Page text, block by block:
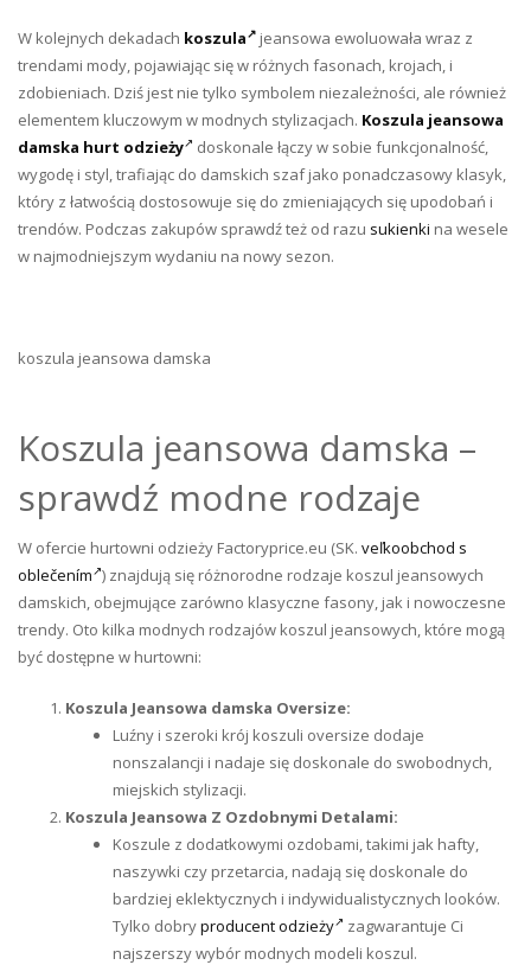
W kolejnych dekadach koszula
jeansowa ewoluowała wraz z
trendami mody, pojawiając się w różnych fasonach, krojach, i
zdobieniach. Dziś jest nie tylko symbolem niezależności, ale również
elementem kluczowym w modnych stylizacjach. Koszula jeansowa
damska hurt odzieży
doskonale łączy w sobie funkcjonalność,
wygodę i styl, trafiając do damskich szaf jako ponadczasowy klasyk,
który z łatwością dostosowuje się do zmieniających się upodobań i
trendów. Podczas zakupów sprawdź też od razu sukienki na wesele
w najmodniejszym wydaniu na nowy sezon.
koszula jeansowa damska
Koszula jeansowa damska –
sprawdź modne rodzaje
W ofercie hurtowni odzieży Factoryprice.eu (SK. veľkoobchod s
oblečením ) znajdują się różnorodne rodzaje koszul jeansowych
damskich, obejmujące zarówno klasyczne fasony, jak i nowoczesne
trendy. Oto kilka modnych rodzajów koszul jeansowych, które mogą
być dostępne w hurtowni:
Koszula Jeansowa damska Oversize:
Luźny i szeroki krój koszuli oversize dodaje
nonszalancji i nadaje się doskonale do swobodnych,
miejskich stylizacji.
Koszula Jeansowa Z Ozdobnymi Detalami:
Koszule z dodatkowymi ozdobami, takimi jak hafty,
naszywki czy przetarcia, nadają się doskonale do
bardziej eklektycznych i indywidualistycznych looków.
Tylko dobryproducent odzieży
zagwarantuje Ci
najszerszy wybór modnych modeli koszul.